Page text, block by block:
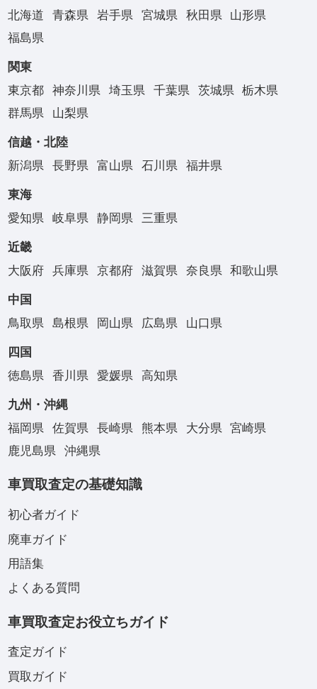
北海道
青森県 岩手県 宮城県 秋田県
山形県
福島県
関東
東京都
神奈川県 埼玉県 千葉県 茨城県
栃木県
群馬県
山梨県
信越・北陸
新潟県
長野県 富山県 石川県 福井県
東海
愛知県
岐阜県 静岡県 三重県
近畿
大阪府
兵庫県 京都府 滋賀県 奈良県 和歌山県
中国
鳥取県
島根県 岡山県 広島県 山口県
四国
徳島県
香川県 愛媛県 高知県
九州・沖縄
福岡県
佐賀県 長崎県 熊本県 大分県
宮崎県
鹿児島県
沖縄県
車買取査定の基礎知識
初心者ガイド
廃車ガイド
用語集
よくある質問
車買取査定お役立ちガイド
査定ガイド
買取ガイド